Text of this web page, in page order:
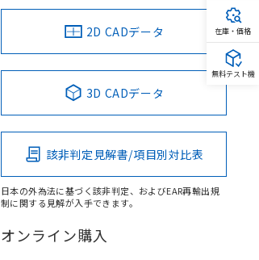
2D CADデータ
3D CADデータ
該非判定見解書/項目別対比表
日本の外為法に基づく該非判定、およびEAR再輸出規
制に関する見解が入手できます。
オンライン購入
在庫・価格
無料テスト機